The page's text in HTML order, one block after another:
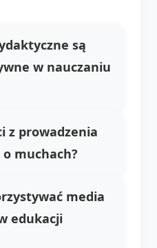
są
w nauczaniu
z prowadzenia
muchach?
media
edukacji